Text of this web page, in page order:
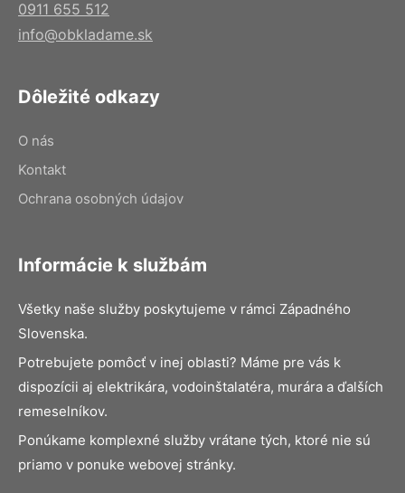
0911 655 512
info@obkladame.sk
Dôležité odkazy
O nás
Kontakt
Ochrana osobných údajov
Informácie k službám
Všetky naše služby poskytujeme v rámci Západného
Slovenska.
Potrebujete pomôcť v inej oblasti? Máme pre vás k
dispozícii aj elektrikára, vodoinštalatéra, murára a ďalších
remeselníkov.
Ponúkame komplexné služby vrátane tých, ktoré nie sú
priamo v ponuke webovej stránky.